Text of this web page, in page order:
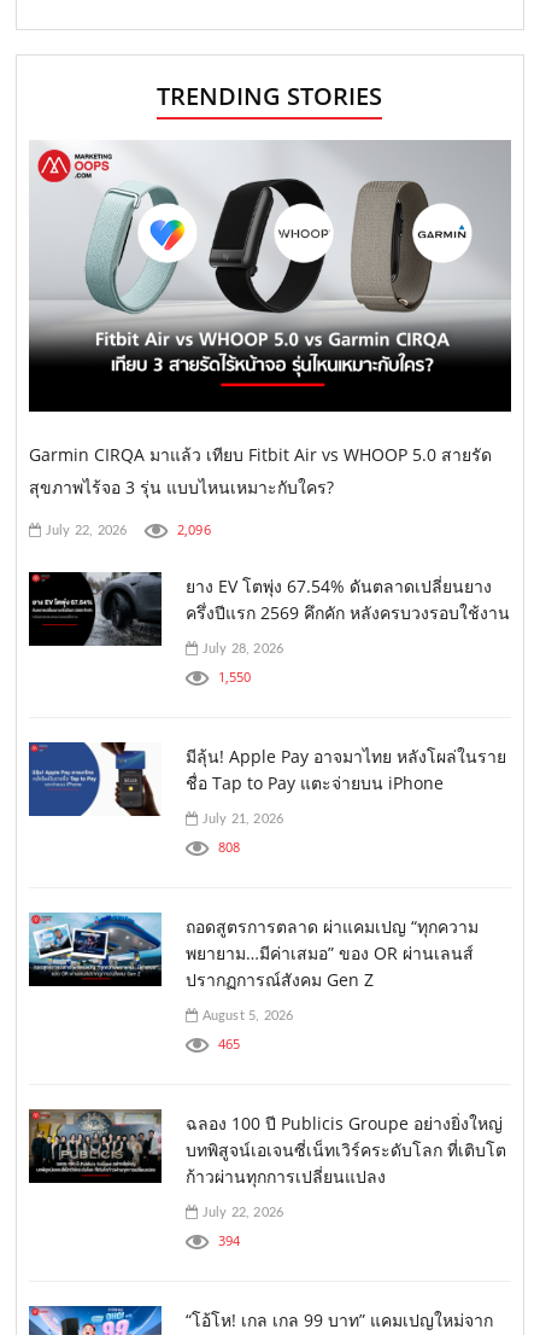
TRENDING STORIES
Garmin CIRQA มาแล้ว เทียบ Fitbit Air vs WHOOP 5.0 สายรัด
สุขภาพไร้จอ 3 รุ่น แบบไหนเหมาะกับใคร?
July 22, 2026 2,096
ยาง EV โตพุ่ง 67.54% ดันตลาดเปลี่ยนยาง
ครึ่งปีแรก 2569 คึกคัก หลังครบวงรอบใช้งาน
July 28, 2026
1,550
มีลุ้น! Apple Pay อาจมาไทย หลังโผล่ในราย
ชื่อ Tap to Pay แตะจ่ายบน iPhone
July 21, 2026
808
ถอดสูตรการตลาด ผ่าแคมเปญ “ทุกความ
พยายาม…มีค่าเสมอ” ของ OR ผ่านเลนส์
ปรากฏการณ์สังคม Gen Z
August 5, 2026
465
ฉลอง 100 ปี Publicis Groupe อย่างยิ่งใหญ่
บทพิสูจน์เอเจนซี่เน็ทเวิร์คระดับโลก ที่เติบโต
ก้าวผ่านทุกการเปลี่ยนแปลง
July 22, 2026
394
“โอ้โห! เกล เกล 99 บาท” แคมเปญใหม่จาก